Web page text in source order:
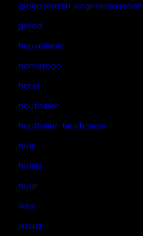
groepsreizen jongvolwassenen
grond
heuvelland
hometogo
hotel
houthalen
houthalen helchteren
huis
huisje
huur
ikea
jacuzzi